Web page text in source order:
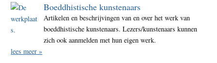
Boeddhistische kunstenaars
Artikelen en beschrijvingen van en over het werk van
boeddhistische kunstenaars. Lezers/kunstenaars kunnen
zich ook aanmelden met hun eigen werk.
lees meer »